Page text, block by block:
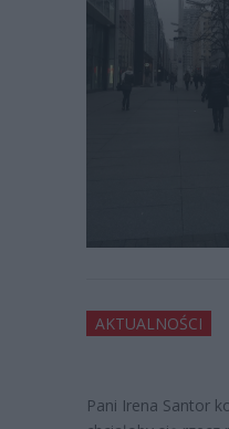
AKTUALNOŚCI
Pani Irena Santor